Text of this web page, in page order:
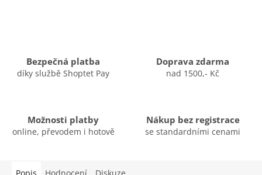
Bezpečná platba
díky službě Shoptet Pay
Doprava zdarma
nad 1500,- Kč
Možnosti platby
online, převodem i hotově
Nákup bez registrace
se standardními cenami